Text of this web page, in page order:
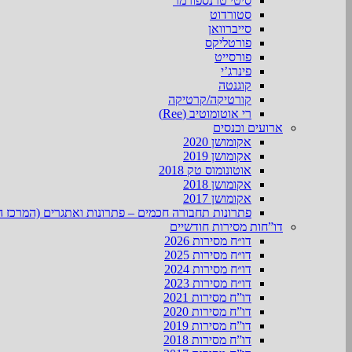
סטורדוט
סייברוואן
פורטליקס
פורסייט
פינרג’י
קוגנטה
קורטיקה/קרטיקה
רי אוטומוטיב (Ree)
ארועים וכנסים
אקומושן 2020
אקומושן 2019
אוטונומוס טק 2018
אקומושן 2018
אקומושן 2017
פתרונות תחבורה חכמים – פתרונות ואתגרים (המרכז
דו”חות מסירות חודשיים
דו״ח מסירות 2026
דו״ח מסירות 2025
דו״ח מסירות 2024
דו״ח מסירות 2023
דו”ח מסירות 2021
דו”ח מסירות 2020
דו”ח מסירות 2019
דו”ח מסירות 2018